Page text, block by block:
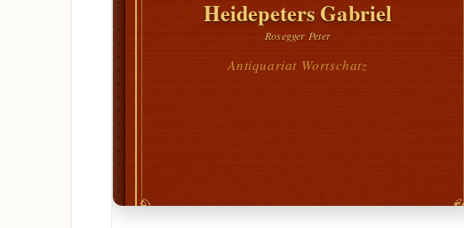
Heidepeters Gabriel
Rosegger Peter
Antiquariat Wortschatz